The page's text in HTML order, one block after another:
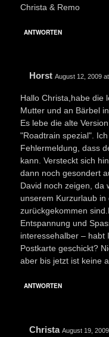
Christa & Remo
ANTWORTEN
Horst August 12, 2009
Hallo Christa,habe die
Mutter und an Bärbel
Es lebe die alte
"Roadtrain spezial".
Fehlermeldung, dass
kann. Versteckt sich
dann noch gesondert
David noch zeigen, da
unserem Kurzurlaub
zurückgekommen
Entspannung und
interessehalber – habt
Postkarte geschickt?
aber bis jetzt ist keine
ANTWORTEN
Christa August 19,